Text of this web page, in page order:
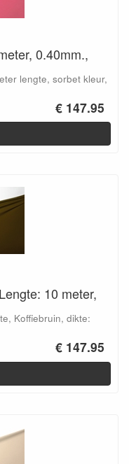
0.40mm.,
lengte, sorbet kleur,
€ 147.95
10 meter,
Koffiebruin, dikte:
€ 147.95